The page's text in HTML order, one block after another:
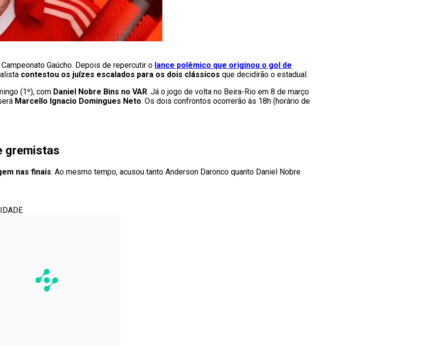
Gaúcho. Depois de repercutir o lance polêmico que originou o gol de
contestou os juízes escalados para os dois clássicos que decidirão o estadual.
(1º), com Daniel Nobre Bins no VAR. Já o jogo de volta no Beira-Rio em 8 de março
Marcello Ignacio Domingues Neto. Os dois confrontos ocorrerão às 18h (horário de
gremistas
nas finais. Ao mesmo tempo, acusou tanto Anderson Daronco quanto Daniel Nobre